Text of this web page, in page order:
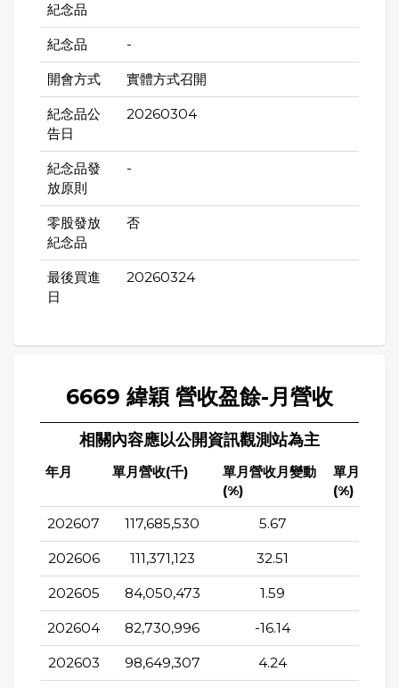
紀念品
紀念品 -
開會方式 實體方式召開
紀念品公
告日
20260304
紀念品發
放原則
-
零股發放
紀念品
否
最後買進
日
20260324
6669 緯穎 營收盈餘-月營收
相關內容應以公開資訊觀測站為主
年月 單月營收(千)
單月營收月變動
(%)
單月營收
(%)
202607 117,685,530 5.67
202606 111,371,123 32.51
202605 84,050,473 1.59
202604 82,730,996 -16.14
202603 98,649,307 4.24